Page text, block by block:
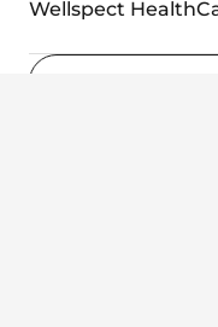
Wellspect